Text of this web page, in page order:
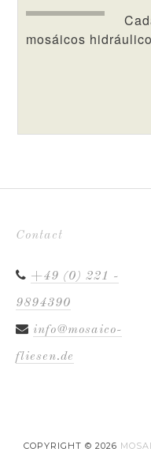
mosáicos
Contact
+49 (0) 221 -
9894390
info@mosaico-
fliesen.de
COPYRIGHT © 2026